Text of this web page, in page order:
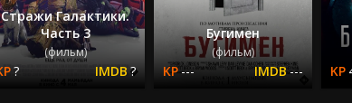
Стражи Галактики.
Часть 3
(фильм)
? ?
Бугимен
(фильм)
--- ---